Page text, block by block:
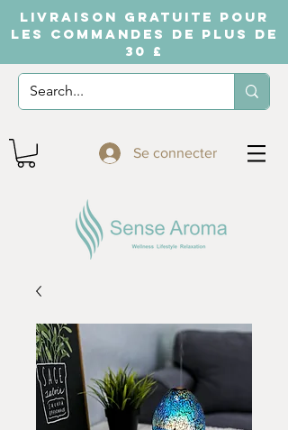
LIVRAISON GRATUITE POUR
LES COMMANDES DE PLUS DE
30 £
Se connecter